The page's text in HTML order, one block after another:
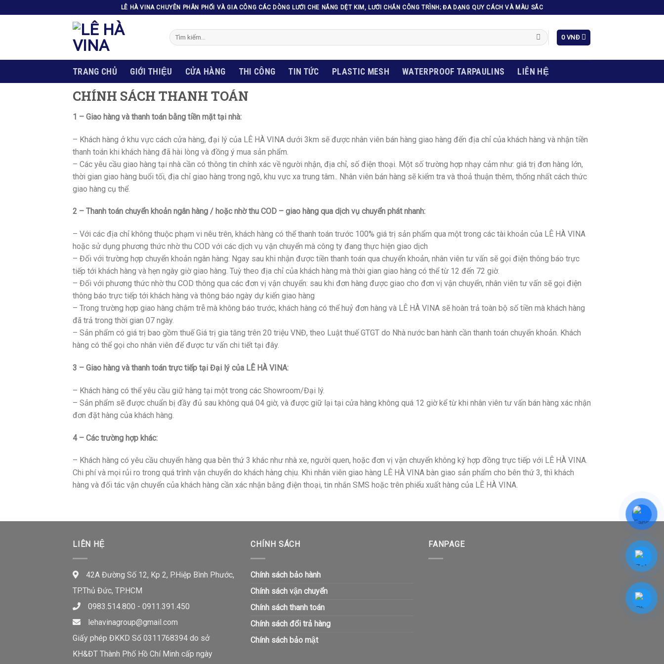
to
LÊ HÀ VINA CHUYÊN PHÂN PHỐI VÀ GIA CÔNG CÁC DÒNG LƯỚI CHE NẮNG DỆT KIM, LƯỚI CHẮN CÔNG TRÌNH; ĐA DẠNG QUY CÁCH VÀ MÀU SẮC
Tìm
kiếm:
0 VNĐ
TRANG CHỦ GIỚI THIỆU CỬA HÀNG THI CÔNG TIN TỨC PLASTIC MESH WATERPROOF TARPAULINS LIÊN HỆ
CHÍNH SÁCH THANH TOÁN
1 – Giao hàng và thanh toán bằng tiền mặt tại nhà:
– Khách hàng ở khu vực cách cửa hàng, đại lý của LÊ HÀ VINA dưới 3km sẽ được nhân viên bán hàng giao hàng đến địa chỉ của khách hàng và nhận tiền
thanh toán khi khách hàng đã hài lòng và đồng ý mua sản phẩm.
– Các yêu cầu giao hàng tại nhà cần có thông tin chính xác về người nhận, địa chỉ, số điện thoại. Một số trường hợp nhạy cảm như: giá trị đơn hàng lớn,
thời gian giao hàng buổi tối, địa chỉ giao hàng trong ngõ, khu vực xa trung tâm.. Nhân viên bán hàng sẽ kiểm tra và thoả thuận thêm, thống nhất cách thức
giao hàng cụ thể.
2 – Thanh toán chuyển khoản ngân hàng / hoặc nhờ thu COD – giao hàng qua dịch vụ chuyển phát nhanh:
– Với các địa chỉ không thuộc phạm vi nêu trên, khách hàng có thể thanh toán trước 100% giá trị sản phẩm qua một trong các tài khoản của LÊ HÀ VINA
hoặc sử dụng phương thức nhờ thu COD với các dịch vụ vận chuyển mà công ty đang thực hiện giao dịch
– Đối với trường hợp chuyển khoản ngân hàng: Ngay sau khi nhận được tiền thanh toán qua chuyển khoản, nhân viên tư vấn sẽ gọi điện thông báo trực
tiếp tới khách hàng và hẹn ngày giờ giao hàng. Tuỳ theo địa chỉ của khách hàng mà thời gian giao hàng có thể từ 12 đến 72 giờ.
– Đối với phương thức nhờ thu COD thông qua các đơn vị vận chuyển: sau khi đơn hàng được giao cho đơn vị vận chuyển, nhân viên tư vấn sẽ gọi điện
thông báo trực tiếp tới khách hàng và thông báo ngày dự kiến giao hàng
– Trong trường hợp giao hàng chậm trễ mà không báo trước, khách hàng có thể huỷ đơn hàng và LÊ HÀ VINA sẽ hoàn trả toàn bộ số tiền mà khách hàng
đã trả trong thời gian 07 ngày.
– Sản phẩm có giá trị bao gồm thuế Giá trị gia tăng trên 20 triệu VNĐ, theo Luật thuế GTGT do Nhà nước ban hành cần thanh toán chuyển khoản. Khách
hàng có thể gọi cho nhân viên để được tư vấn chi tiết tại đây.
3 – Giao hàng và thanh toán trực tiếp tại Đại lý của LÊ HÀ VINA:
– Khách hàng có thể yêu cầu giữ hàng tại một trong các Showroom/Đại lý.
– Sản phẩm sẽ được chuẩn bị đầy đủ sau không quá 04 giờ, và được giữ lại tại cửa hàng không quá 12 giờ kể từ khi nhân viên tư vấn bán hàng xác nhận
đơn đặt hàng của khách hàng.
4 – Các trường hợp khác:
– Khách hàng có yêu cầu chuyển hàng qua bên thứ 3 khác như nhà xe, người quen, hoặc đơn vị vận chuyển không ký hợp đồng trực tiếp với LÊ HÀ VINA.
Chi phí và mọi rủi ro trong quá trình vận chuyển do khách hàng chịu. Khi nhân viên giao hàng LÊ HÀ VINA bàn giao sản phẩm cho bên thứ 3, thì khách
hàng và đối tác vận chuyển của khách hàng cần xác nhận bằng điện thoại, tin nhắn SMS hoặc trên phiếu xuất hàng của LÊ HÀ VINA.
LIÊN HỆ
42A Đường Số 12, Kp 2, P.Hiệp Bình Phước,
TP.Thủ Đức, TP.HCM
0983.514.800 - 0911.391.450
lehavinagroup@gmail.com
Giấy phép ĐKKD Số 0311768394 do sở
KH&ĐT Thành Phố Hồ Chí Minh cấp ngày
CHÍNH SÁCH
Chính sách bảo hành
Chính sách vận chuyển
Chính sách thanh toán
Chính sách đổi trả hàng
Chính sách bảo mật
FANPAGE